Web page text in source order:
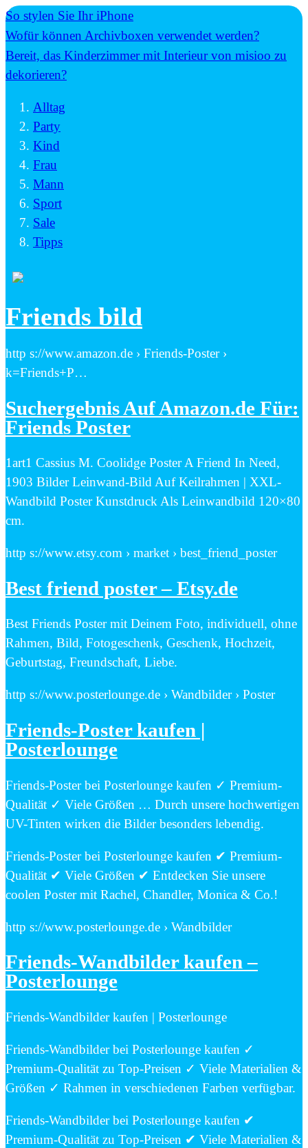
So stylen Sie Ihr iPhone
Wofür können Archivboxen verwendet werden?
Bereit, das Kinderzimmer mit Interieur von misioo zu
dekorieren?
Alltag
Party
Kind
Frau
Mann
Sport
Sale
Tipps
Friends bild
http s://www.amazon.de › Friends-Poster ›
k=Friends+P…
Suchergebnis Auf Amazon.de Für:
Friends Poster
1art1 Cassius M. Coolidge Poster A Friend In Need,
1903 Bilder Leinwand-Bild Auf Keilrahmen | XXL-
Wandbild Poster Kunstdruck Als Leinwandbild 120×80
cm.
http s://www.etsy.com › market › best_friend_poster
Best friend poster – Etsy.de
Best Friends Poster mit Deinem Foto, individuell, ohne
Rahmen, Bild, Fotogeschenk, Geschenk, Hochzeit,
Geburtstag, Freundschaft, Liebe.
http s://www.posterlounge.de › Wandbilder › Poster
Friends-Poster kaufen |
Posterlounge
Friends-Poster bei Posterlounge kaufen ✓ Premium-
Qualität ✓ Viele Größen … Durch unsere hochwertigen
UV-Tinten wirken die Bilder besonders lebendig.
Friends-Poster bei Posterlounge kaufen ✔ Premium-
Qualität ✔ Viele Größen ✔ Entdecken Sie unsere
coolen Poster mit Rachel, Chandler, Monica & Co.!
http s://www.posterlounge.de › Wandbilder
Friends-Wandbilder kaufen –
Posterlounge
Friends-Wandbilder kaufen | Posterlounge
Friends-Wandbilder bei Posterlounge kaufen ✓
Premium-Qualität zu Top-Preisen ✓ Viele Materialien &
Größen ✓ Rahmen in verschiedenen Farben verfügbar.
Friends-Wandbilder bei Posterlounge kaufen ✔
Premium-Qualität zu Top-Preisen ✔ Viele Materialien &